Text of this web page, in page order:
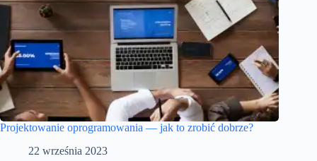
Projektowanie oprogramowania — jak to zrobić dobrze?
22 września 2023